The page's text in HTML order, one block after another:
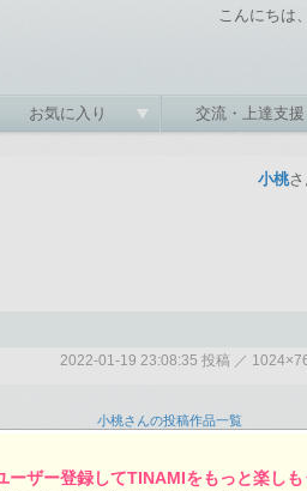
こんにちは
お気に入り 交流・上達支援
小桃さ
2022-01-19 23:08:35 投稿 ／
小桃さんの投稿作品一覧
ーザー登録してTINAMIをもっと楽しも